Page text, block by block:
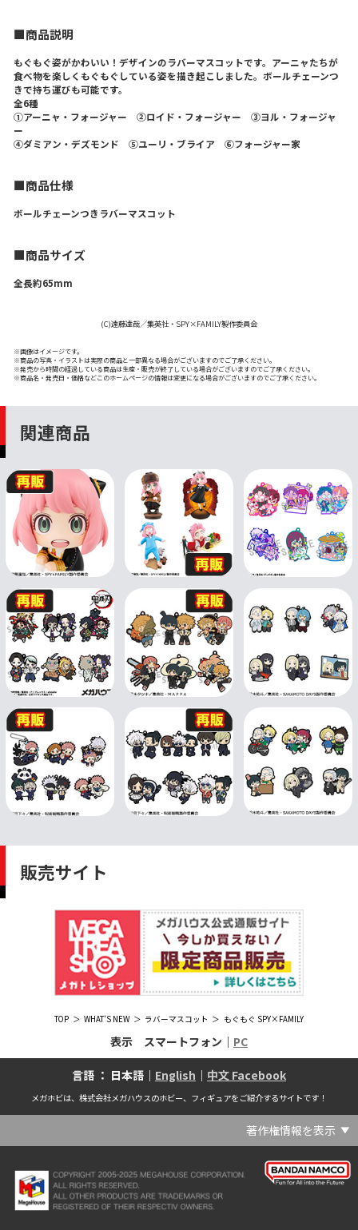
■商品説明
もぐもぐ姿がかわいい！デザインのラバーマスコットです。アーニャたちが
食べ物を楽しくもぐもぐしている姿を描き起こしました。ボールチェーンつ
きで持ち運びも可能です。
全6種
①アーニャ・フォージャー ②ロイド・フォージャー ③ヨル・フォージャ
ー
④ダミアン・デズモンド ⑤ユーリ・ブライア ⑥フォージャー家
■商品仕様
ボールチェーンつきラバーマスコット
■商品サイズ
全長約65mm
(C)遠藤達哉／集英社・SPY×FAMILY製作委員会
※画像はイメージです。
※商品の写真・イラストは実際の商品と一部異なる場合がございますのでご了承ください。
※発売から時間の経過している商品は生産・販売が終了している場合がございますのでご了承ください。
※商品名・発売日・価格などこのホームページの情報は変更になる場合がございますのでご了承ください。
関連商品
販売サイト
TOP WHAT'S NEW ラバーマスコット もぐもぐ SPY×FAMILY
表示 スマートフォン｜ PC
言語 ： 日本語｜ English ｜ 中文 Facebook
メガホビは、株式会社メガハウスのホビー、フィギュアをご紹介するサイトです！
著作権情報を表示